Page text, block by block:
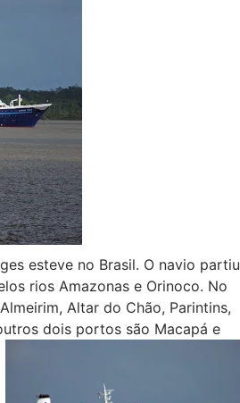
esteve no Brasil. O navio partiu
rios Amazonas e Orinoco. No
Altar do Chão, Parintins,
dois portos são Macapá e